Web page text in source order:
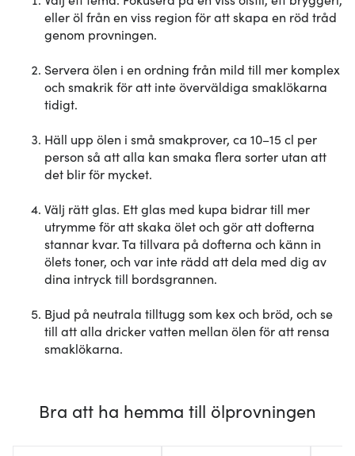
eller öl från en viss region för att skapa en röd tråd
genom provningen.
Servera ölen i en ordning från mild till mer komplex
och smakrik för att inte överväldiga smaklökarna
tidigt.
Häll upp ölen i små smakprover, ca 10–15 cl per
person så att alla kan smaka flera sorter utan att
det blir för mycket.
Välj rätt glas. Ett glas med kupa bidrar till mer
utrymme för att skaka ölet och gör att dofterna
stannar kvar. Ta tillvara på dofterna och känn in
ölets toner, och var inte rädd att dela med dig av
dina intryck till bordsgrannen.
Bjud på neutrala tilltugg som kex och bröd, och se
till att alla dricker vatten mellan ölen för att rensa
smaklökarna.
Bra att ha hemma till ölprovningen